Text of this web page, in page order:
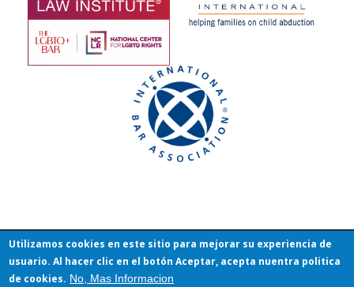
Utilizamos cookies en este sitio para mejorar su experiencia de
usuario. Al hacer clic en el botón Aceptar, acepta nuentra politica
de cookies. No, Mas Informacion